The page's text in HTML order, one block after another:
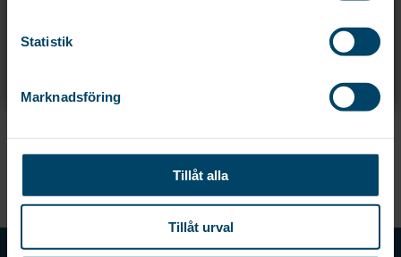
Statistik
Marknadsföring
Tillåt alla
Tillåt urval
Exklusivt höj- och sänkbar 4-
Robust 4-armad torkvinda i
795